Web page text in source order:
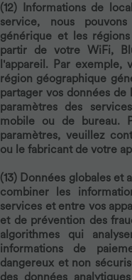
(12) Informations de
service, nous
générique et les
partir de votre WiFi,
l'appareil. Par
région géographique
partager vos données de
paramètres des
mobile ou de bureau.
paramètres, veuillez
ou le fabricant de votre
(13) Données globales et
combiner les
services et entre vos
et de prévention des
algorithmes qui
informations de
dangereux et non
des données